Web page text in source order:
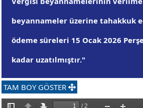
beyannameler üzerine tahakkuk
ödeme süreleri 15 Ocak 2026
kadar uzatılmıştır."
TAM BOY GÖSTER